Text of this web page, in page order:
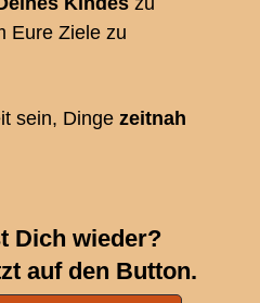
Eure Ziele zu
sein, Dinge zeitnah
Dich wieder?
auf den Button.